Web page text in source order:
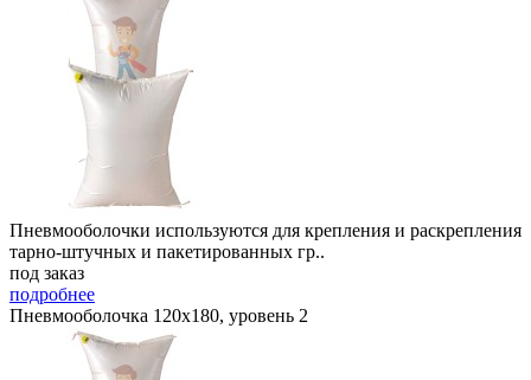
Пневмооболочки используются для крепления и раскрепления
тарно-штучных и пакетированных гр..
под заказ
подробнее
Пневмооболочка 120х180, уровень 2